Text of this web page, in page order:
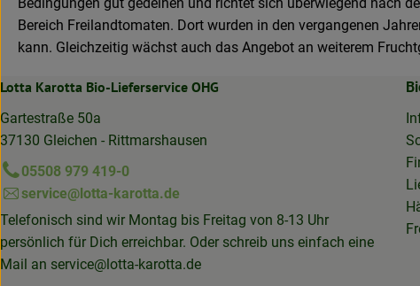
Bedingungen gut gedeihen und richtet sich überwiegend nach
Bereich Freilandtomaten. Dort wurden in den vergangenen
kann. Gleichzeitig wächst auch das Angebot an weiterem
Lotta Karotta Bio-Lieferservice OHG
Gartestraße 50a
37130 Gleichen - Rittmarshausen
05508 979 419-0
service@lotta-karotta.de
Telefonisch sind wir Montag bis Freitag von 8-13 Uhr
persönlich für Dich erreichbar. Oder schreib uns einfach eine
Mail an service@lotta-karotta.de